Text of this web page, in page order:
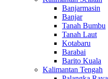
Banjarmasin
Banjar
Tanah Bumbu
Tanah Laut
Kotabaru
Barabai
Barito Kuala
Kalimantan Tengah